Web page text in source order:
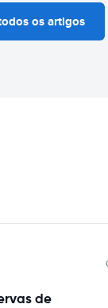
os artigos
de